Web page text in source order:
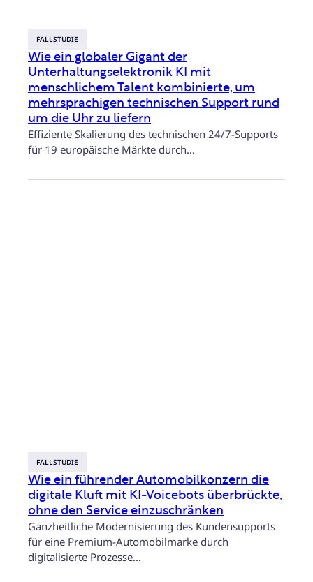
FALLSTUDIE
Wie ein globaler Gigant der
Unterhaltungselektronik KI mit
menschlichem Talent kombinierte, um
mehrsprachigen technischen Support rund
um die Uhr zu liefern
Effiziente Skalierung des technischen 24/7-Supports
für 19 europäische Märkte durch…
FALLSTUDIE
Wie ein führender Automobilkonzern die
digitale Kluft mit KI-Voicebots überbrückte,
ohne den Service einzuschränken
Ganzheitliche Modernisierung des Kundensupports
für eine Premium-Automobilmarke durch
digitalisierte Prozesse…